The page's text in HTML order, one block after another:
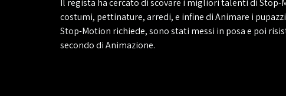
Il regista ha cercato di scovare i migliori talenti di
costumi, pettinature, arredi, e infine di Animare i
Stop-Motion richiede, sono stati messi in posa e poi
secondo di Animazione.